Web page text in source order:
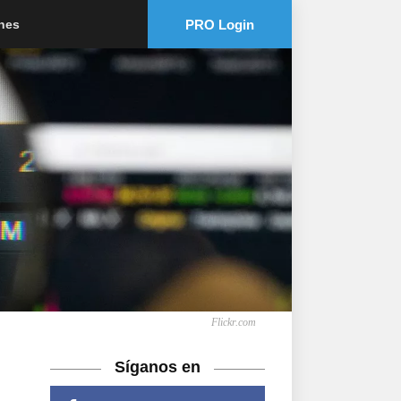
PRO Login
Flickr.com
Síganos en